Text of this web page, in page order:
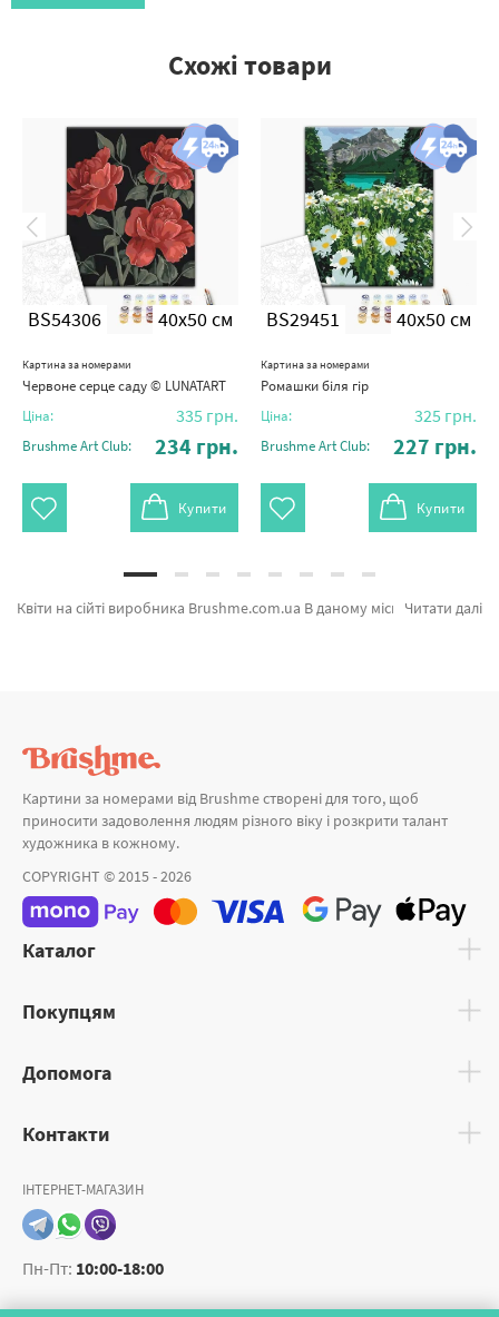
Схожі товари
BS54306 40x50 см
Картина за номерами
Червоне серце саду © LUNATART
Ціна: 335 грн.
Brushme Art Club: 234 грн.
Купити
BS29451 40x50 см
Картина за номерами
Ромашки біля гір
Ціна: 325 грн.
Brushme Art Club: 227 грн.
Купити
Читати далі
Квіти на сійті виробника Brushme.com.ua В даному місці можна замовити Картина за номерами Букет від найріднішого BS52547L від відомого виробника Brushme який підкуповує ціновою політикою. Будь-який товар з розділу «Картини за номерами» розроблено нашими дизайнерами. Квітучий герб ©Svetlana Drab, Витончений піон и Маки у вазі а также великий вибір товарів за вигідними цінами. Замовляючи Іспанія разом з картина за номерами пари, блискавично відправимо в Луцьк або будь-які міста України. Маки разом з картини за номерами мозаїка замовляйте прямо зараз!
Картини за номерами від Brushme створені для того, щоб
приносити задоволення людям різного віку і розкрити талант
художника в кожному.
COPYRIGHT © 2015 - 2026
Каталог
Покупцям
Допомога
Контакти
ІНТЕРНЕТ-МАГАЗИН
Пн-Пт: 10:00-18:00